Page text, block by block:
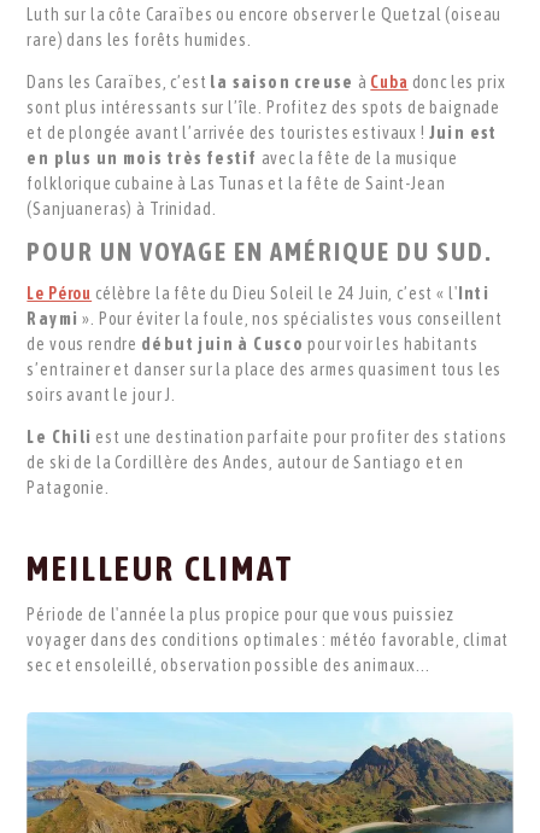
Luth sur la côte Caraïbes ou encore observer le Quetzal (oiseau
rare) dans les forêts humides.
Dans les Caraïbes, c’est la saison creuse à Cuba donc les prix
sont plus intéressants sur l’île. Profitez des spots de baignade
et de plongée avant l’arrivée des touristes estivaux ! Juin est
en plus un mois très festif avec la fête de la musique
folklorique cubaine à Las Tunas et la fête de Saint-Jean
(Sanjuaneras) à Trinidad.
POUR UN VOYAGE EN AMÉRIQUE DU SUD.
Le Pérou célèbre la fête du Dieu Soleil le 24 Juin, c’est « l'Inti
Raymi ». Pour éviter la foule, nos spécialistes vous conseillent
de vous rendre début juin à Cusco pour voir les habitants
s’entrainer et danser sur la place des armes quasiment tous les
soirs avant le jour J.
Le Chili est une destination parfaite pour profiter des stations
de ski de la Cordillère des Andes, autour de Santiago et en
Patagonie.
MEILLEUR CLIMAT
Période de l'année la plus propice pour que vous puissiez
voyager dans des conditions optimales : météo favorable, climat
sec et ensoleillé, observation possible des animaux...